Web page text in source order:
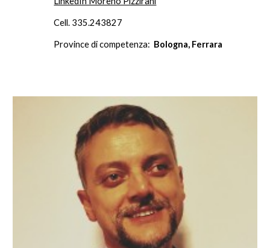
Cell. 335.243827
Province di competenza: Bologna, Ferrara